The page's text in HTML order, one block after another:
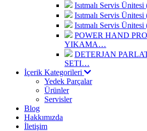
Isıtmalı Servis
Isıtmalı Servis
Isıtmalı Servis
POWER HAND
YIKAMA…
DETERJAN
SETI…
İçerik Kategorileri
Yedek Parçalar
Ürünler
Servisler
Blog
Hakkımızda
İletişim